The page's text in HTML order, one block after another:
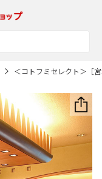
＜コトフミセレクト＞［